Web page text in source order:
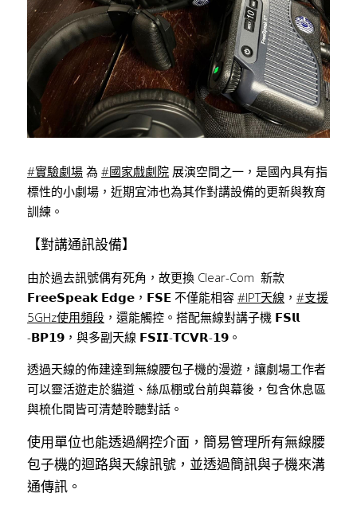
#實驗劇場 為 #國家戲劇院 展演空間之一，是國內具有指
標性的小劇場，近期宜沛也為其作對講設備的更新與教育
訓練。
【對講通訊設備】⠀
由於過去訊號偶有死角，故更換 Clear-Com  新款
𝗙𝗿𝗲𝗲𝗦𝗽𝗲𝗮𝗸 𝗘𝗱𝗴𝗲，𝗙𝗦𝗘 不僅能相容 #IPT天線 ， #支援
5GHz使用頻段 ，還能觸控。搭配無線對講子機 𝗙𝗦𝗹𝗹
-𝗕𝗣𝟭𝟵，與多副天線 𝗙𝗦𝗜𝗜-𝗧𝗖𝗩𝗥-𝟭𝟵。
透過天線的佈建達到無線腰包子機的漫遊，讓劇場工作者
可以靈活遊走於貓道、絲瓜棚或台前與幕後，包含休息區
與梳化間皆可清楚聆聽對話。
使用單位也能透過網控介面，簡易管理所有無線腰
包子機的迴路與天線訊號，並透過簡訊與子機來溝
通傳訊。